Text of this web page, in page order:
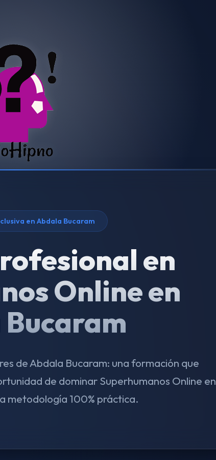
en Abdala Bucaram
en
Online en
de Abdala Bucaram: una formación que
de dominar Superhumanos Online en
metodología 100% práctica.